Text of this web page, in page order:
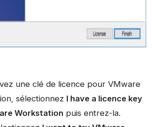
une clé de licence pour VMware
sélectionnez I have a licence key
Workstation puis entrez-la.